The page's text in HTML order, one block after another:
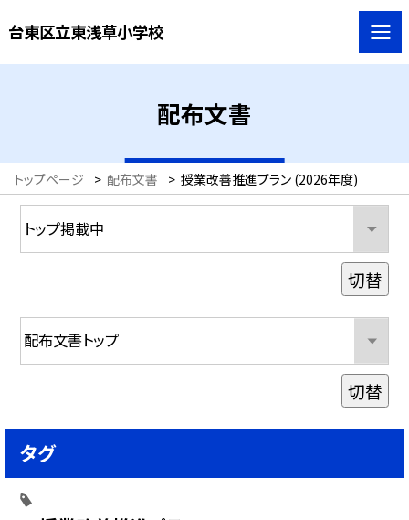
台東区立東浅草小学校
配布文書
トップページ > 配布文書 > 授業改善推進プラン (2026年度)
切替
切替
タグ